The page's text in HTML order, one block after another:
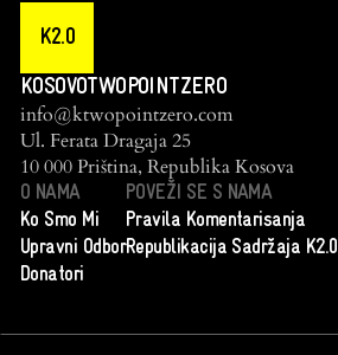
K2.0
KOSOVOTWOPOINTZERO
info@ktwopointzero.com
Ul. Ferata Dragaja 25
10 000 Priština, Republika Kosova
O NAMA
Ko Smo Mi
Upravni Odbor
Donatori
POVEŽI SE S NAMA
Pravila Komentarisanja
Republikacija Sadržaja K2.0